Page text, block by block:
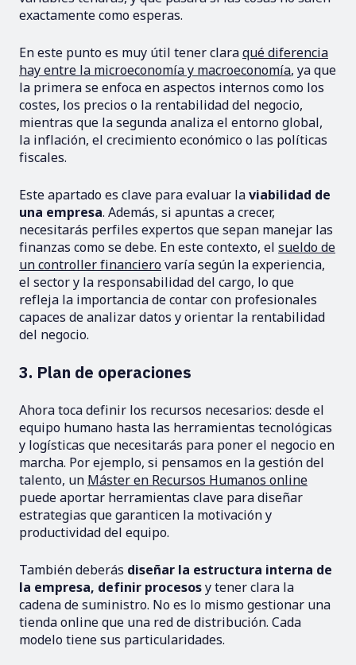
exactamente como esperas.
En este punto es muy útil tener claraqué diferencia
hay entre la microeconomía y macroeconomía, ya que
la primera se enfoca en aspectos internos como los
costes, los precios o la rentabilidad del negocio,
mientras que la segunda analiza el entorno global,
la inflación, el crecimiento económico o las políticas
fiscales.
Este apartado es clave para evaluar laviabilidad de
una empresa. Además, si apuntas a crecer,
necesitarás perfiles expertos que sepan manejar las
finanzas como se debe. En este contexto, el sueldo de
un controller financierovaría según la experiencia,
el sector y la responsabilidad del cargo, lo que
refleja la importancia de contar con profesionales
capaces de analizar datos y orientar la rentabilidad
del negocio.
3. Plan de operaciones
Ahora toca definir los recursos necesarios: desde el
equipo humano hasta las herramientas tecnológicas
y logísticas que necesitarás para poner el negocio en
marcha. Por ejemplo, si pensamos en la gestión del
talento, un Máster en Recursos Humanos online
puede aportar herramientas clave para diseñar
estrategias que garanticen la motivación y
productividad del equipo.
También deberás diseñar la estructura interna de
la empresa, definir procesosy tener clara la
cadena de suministro. No es lo mismo gestionar una
tienda online que una red de distribución. Cada
modelo tiene sus particularidades.